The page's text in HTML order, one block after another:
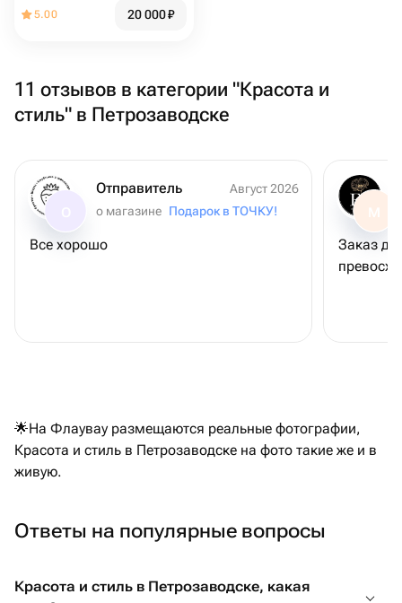
5.00 20 000₽
11 отзывов в категории "Красота и
стиль" в Петрозаводске
Отправитель
Август 2026
о магазине Подарок в ТОЧКУ!
Все хорошо
М
Заказ
🌟На Флаувау размещаются реальные фотографии,
Красота и стиль в Петрозаводске на фото такие же и в
живую.
Ответы на популярные вопросы
Красота и стиль в Петрозаводске, какая